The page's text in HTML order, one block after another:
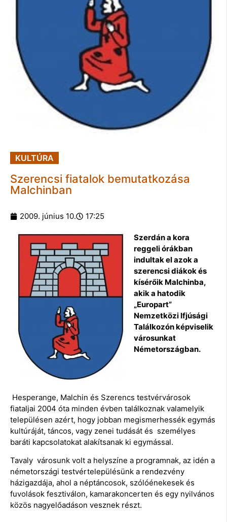
KULTÚRA
Szerencsi fiatalok bemutatkozása
Malchinban
2009. június 10. 17:25
Szerdán a kora
reggeli órákban
indultak el azok a
szerencsi diákok és
kísérőik Malchinba,
akik a hatodik
„Europart”
Nemzetközi Ifjúsági
Találkozón képviselik
városunkat
Németországban.
Hesperange, Malchin és Szerencs testvérvárosok
fiataljai 2004 óta minden évben találkoznak valamelyik
településen azért, hogy jobban megismerhessék egymás
kultúráját, táncos, vagy zenei tudását és személyes
baráti kapcsolatokat alakítsanak ki egymással.
Tavaly városunk volt a helyszíne a programnak, az idén a
németországi testvértelepülésünk a rendezvény
házigazdája, ahol a néptáncosok, szólóénekesek és
fuvolások fesztiválon, kamarakoncerten és egy nyilvános
közös nagyelőadáson vesznek részt.